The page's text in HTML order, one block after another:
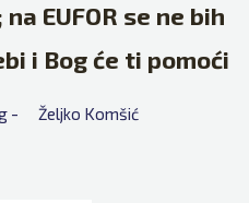
EUFOR se ne bih
i Bog će ti pomoći
- Željko Komšić